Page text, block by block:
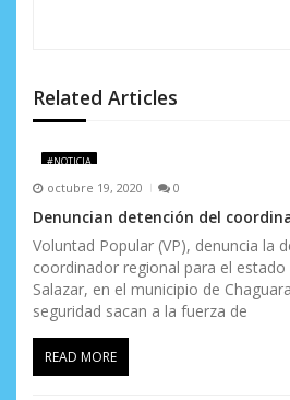
d
e
n
t
r
a
d
Related Articles
#NOTICIA
octubre 19, 2020 0
Denuncian detención del
Voluntad Popular (VP), denuncia la
coordinador regional para el estado
Salazar, en el municipio de
seguridad sacan a la fuerza de
READ MORE